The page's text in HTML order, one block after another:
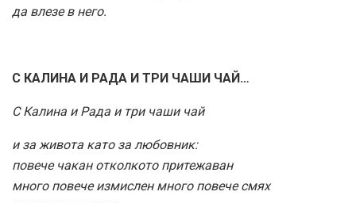
да влезе в него.
С КАЛИНА И РАДА И ТРИ ЧАШИ ЧАЙ…
С Калина и Рада и три чаши чай
и за живота като за любовник:
повече чакан отколкото притежаван
много повече измислен много повече смях